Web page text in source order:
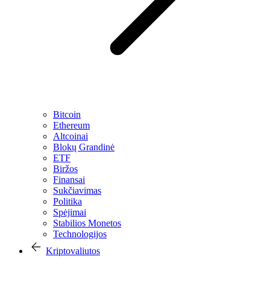
Bitcoin
Ethereum
Altcoinai
Blokų Grandinė
ETF
Biržos
Finansai
Sukčiavimas
Politika
Spėjimai
Stabilios Monetos
Technologijos
Kriptovaliutos